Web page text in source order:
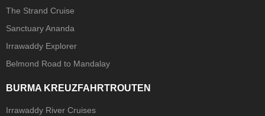
The Strand Cruise
Sanctuary Ananda
Irrawaddy Explorer
Belmond Road to Mandalay
BURMA KREUZFAHRTROUTEN
Irrawaddy River Cruises